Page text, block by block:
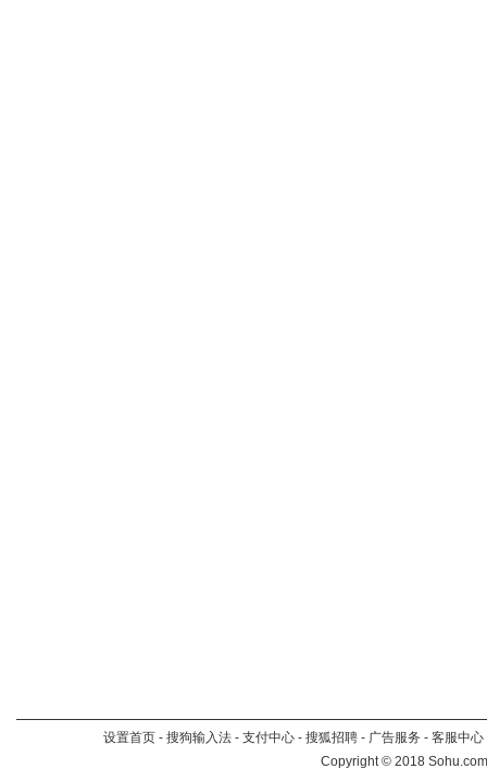
设置首页 - 搜狗输入法 - 支付中心 - 搜狐招聘 - 广告服务 - 客服中心
Copyright©2018